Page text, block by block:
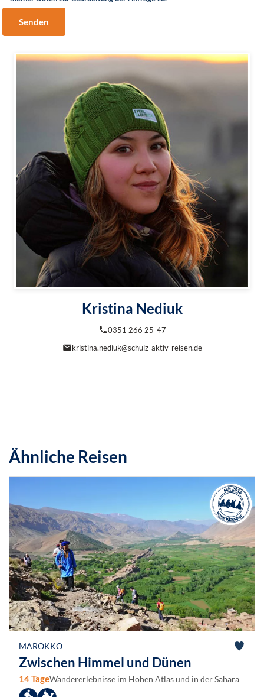
Senden
Kristina Nediuk
0351 266 25-47
kristina.nediuk@schulz-aktiv-reisen.de
Ähnliche Reisen
MAROKKO
Zwischen Himmel und Dünen
14 TageWandererlebnisse im Hohen Atlas und in der Sahara